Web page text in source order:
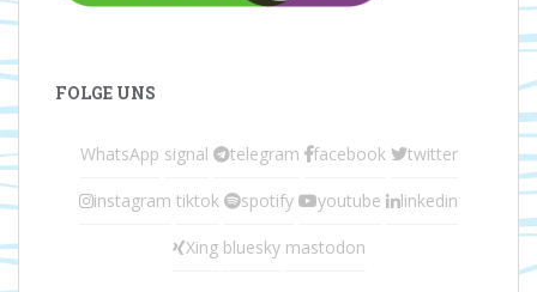
FOLGE UNS
WhatsApp signal telegram facebook twitter
instagram tiktok spotify youtube linkedin
Xing bluesky mastodon